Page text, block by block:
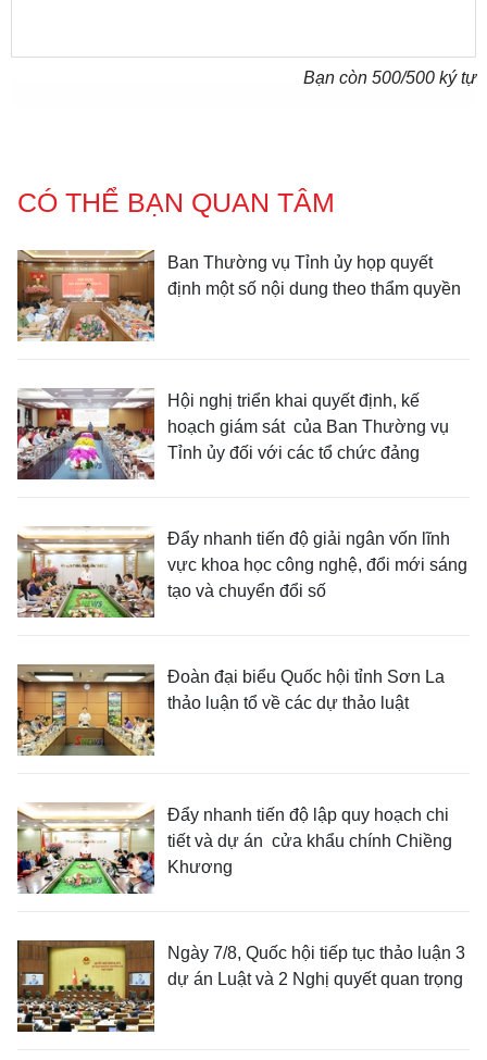
Bạn còn 500/500 ký tự
CÓ THỂ BẠN QUAN TÂM
Ban Thường vụ Tỉnh ủy họp quyết
định một số nội dung theo thẩm quyền
Hội nghị triển khai quyết định, kế
hoạch giám sát của Ban Thường vụ
Tỉnh ủy đối với các tổ chức đảng
Đẩy nhanh tiến độ giải ngân vốn lĩnh
vực khoa học công nghệ, đổi mới sáng
tạo và chuyển đổi số
Đoàn đại biểu Quốc hội tỉnh Sơn La
thảo luận tổ về các dự thảo luật
Đẩy nhanh tiến độ lập quy hoạch chi
tiết và dự án cửa khẩu chính Chiềng
Khương
Ngày 7/8, Quốc hội tiếp tục thảo luận 3
dự án Luật và 2 Nghị quyết quan trọng